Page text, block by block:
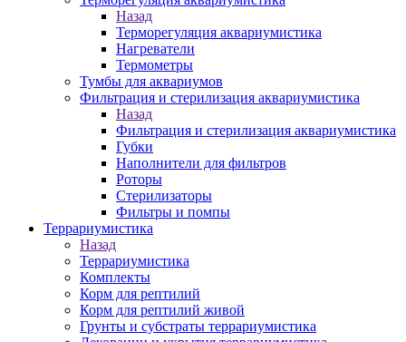
Назад
Терморегуляция аквариумистика
Нагреватели
Термометры
Тумбы для аквариумов
Фильтрация и стерилизация аквариумистика
Назад
Фильтрация и стерилизация аквариумистика
Губки
Наполнители для фильтров
Роторы
Стерилизаторы
Фильтры и помпы
Террариумистика
Назад
Террариумистика
Комплекты
Корм для рептилий
Корм для рептилий живой
Грунты и субстраты террариумистика